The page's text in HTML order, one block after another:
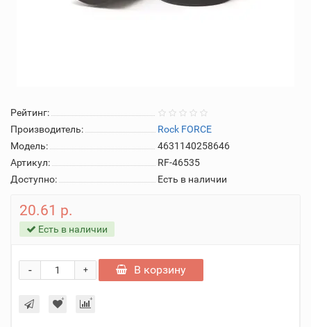
Рейтинг:
Производитель:
Rock FORCE
Модель:
4631140258646
Артикул:
RF-46535
Доступно:
Есть в наличии
20.61 р.
Есть в наличии
+
- В корзину